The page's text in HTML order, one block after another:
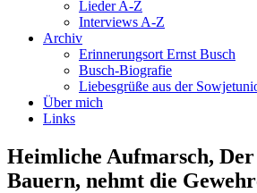
Lieder A-Z
Interviews A-Z
Archiv
Erinnerungsort Ernst Busch
Busch-Biografie
Liebesgrüße aus der
Über mich
Links
Heimliche Aufmarsch,
Bauern, nehmt die